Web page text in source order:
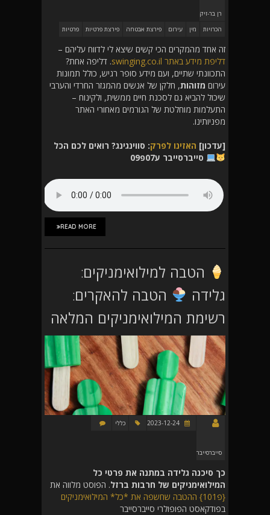
רן בר-זיק
הכרויות
מין עירום פירצת אבטחה פירצת פרטיות פרטיות
זה אחד מהמקרים הכי קשים שיצא לי לדווח עליהם –
דליפת מידע באתר swinging.co.il
. דליפה אחת?
התכוונתי שתיים, ועם מידע סופר רגיש, כולל תמונות
עירום מזוהות, חלקן של אנשים מהמגזר החרדי והערבי
שיכול להביא גם לסכנת חיים ממשית, ולקינוח –
התעלמות מוחלטת של הגורמים מאחורי האתר
מפניותינו.
[עדכון] האזינו לפרק: סווינגינג? רואים לכם הכל
סייברסייבר ע07פ09
READ MORE
הטבה למילואימניקים:
גלידה
הטבה להאקרים:
רשימת המילואימניקים המלאה
סייברסייבר
כללי
כך סיכנה גלידה במתנה את פרטי כל
המילואימניקים של חרבות ברזל. הפוסט מלווה את
{פ101} ההטבה שחשפה את *כל* המילואימניקים
בפודקאסט הפופולרי סייברסייבר